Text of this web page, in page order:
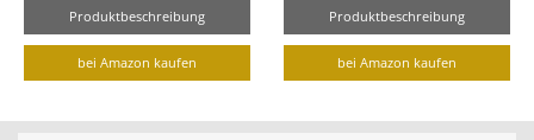
Produktbeschreibung
bei Amazon kaufen
Produktbeschreibung
bei Amazon kaufen